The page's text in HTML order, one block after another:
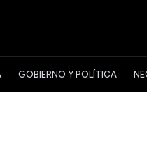
GOBIERNO Y POLÍTICA